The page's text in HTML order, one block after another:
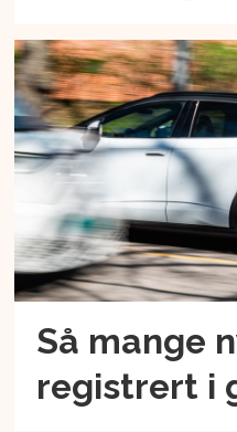
Så mange
registrert i